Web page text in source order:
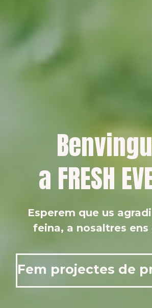
a FRESH
Esperem que us
feina, a nosaltres ens
Fem projectes de